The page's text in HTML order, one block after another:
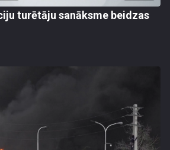
turētāju sanāksme beidzas